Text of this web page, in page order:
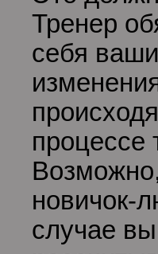
Тренер
себя
процессе
новичок-
случае